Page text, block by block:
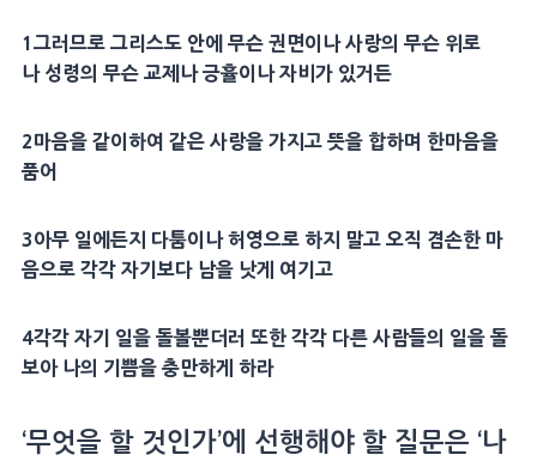
1그러므로 그리스도 안에 무슨 권면이나 사랑의 무슨 위로
나 성령의 무슨 교제나 긍휼이나 자비가 있거든
2마음을 같이하여 같은 사랑을 가지고 뜻을 합하며 한마음을
품어
3아무 일에든지 다툼이나 허영으로 하지 말고 오직 겸손한 마
음으로 각각 자기보다 남을 낫게 여기고
4각각 자기 일을 돌볼뿐더러 또한 각각 다른 사람들의 일을 돌
보아 나의 기쁨을 충만하게 하라
‘무엇을 할 것인가’에 선행해야 할 질문은 ‘나